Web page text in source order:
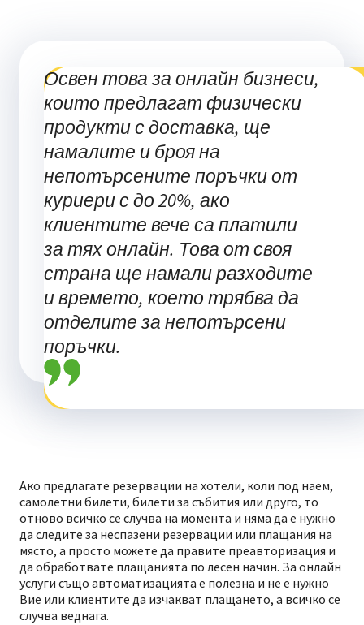
Освен това за онлайн бизнеси,
които предлагат физически
продукти с доставка, ще
намалите и броя на
непотърсените поръчки от
куриери с до 20%, ако
клиентите вече са платили
за тях онлайн. Това от своя
страна ще намали разходите
и времето, което трябва да
отделите за непотърсени
поръчки.
Ако предлагате резервации на хотели, коли под наем,
самолетни билети, билети за събития или друго, то
отново всичко се случва на момента и няма да е нужно
да следите за неспазени резервации или плащания на
място, а просто можете да правите преавторизация и
да обработвате плащанията по лесен начин. За онлайн
услуги също автоматизацията е полезна и не е нужно
Вие или клиентите да изчакват плащането, а всичко се
случва веднага.